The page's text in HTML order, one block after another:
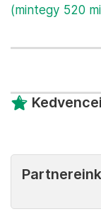
(mintegy 520